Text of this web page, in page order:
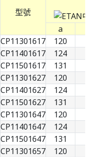
型號
a
CP11301617 120
CP11401617 124
CP11501617 131
CP11301627 120
CP11401627 124
CP11501627 131
CP11301647 120
CP11401647 124
CP11501647 131
CP11301657 120